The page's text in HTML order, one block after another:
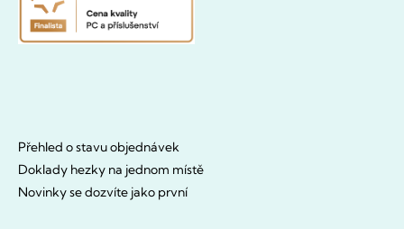
Přehled o stavu objednávek
Doklady hezky na jednom místě
Novinky se dozvíte jako první